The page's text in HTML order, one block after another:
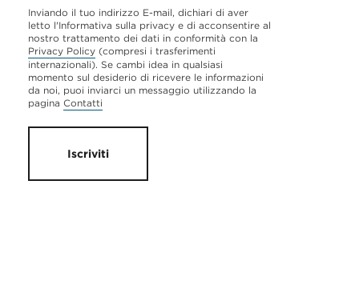
Inviando il tuo indirizzo E-mail, dichiari di aver
letto l'Informativa sulla privacy e di acconsentire al
nostro trattamento dei dati in conformità con la
Privacy Policy (compresi i trasferimenti
internazionali). Se cambi idea in qualsiasi
momento sul desiderio di ricevere le informazioni
da noi, puoi inviarci un messaggio utilizzando la
pagina Contatti
Iscriviti